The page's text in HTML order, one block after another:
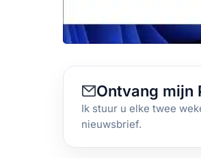
Ontvang mijn
Ik stuur u elke twee
nieuwsbrief.